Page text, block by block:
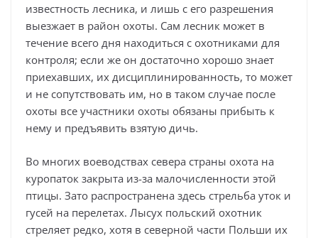
известность лесника, и лишь с его разрешения
выезжает в район охоты. Сам лесник может в
течение всего дня находиться с охотниками для
контроля; если же он достаточно хорошо знает
приехавших, их дисциплинированность, то может
и не сопутствовать им, но в таком случае после
охоты все участники охоты обязаны прибыть к
нему и предъявить взятую дичь.
Во многих воеводствах севера страны охота на
куропаток закрыта из-за малочисленности этой
птицы. Зато распространена здесь стрельба уток и
гусей на перелетах. Лысух польский охотник
стреляет редко, хотя в северной части Польши их